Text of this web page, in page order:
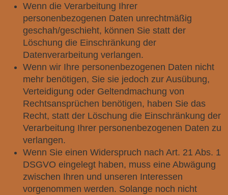
Wenn die Verarbeitung Ihrer
personenbezogenen Daten unrechtmäßig
geschah/geschieht, können Sie statt der
Löschung die Einschränkung der
Datenverarbeitung verlangen.
Wenn wir Ihre personenbezogenen Daten nicht
mehr benötigen, Sie sie jedoch zur Ausübung,
Verteidigung oder Geltendmachung von
Rechtsansprüchen benötigen, haben Sie das
Recht, statt der Löschung die Einschränkung der
Verarbeitung Ihrer personenbezogenen Daten zu
verlangen.
Wenn Sie einen Widerspruch nach Art. 21 Abs. 1
DSGVO eingelegt haben, muss eine Abwägung
zwischen Ihren und unseren Interessen
vorgenommen werden. Solange noch nicht